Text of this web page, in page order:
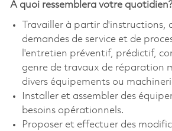
À quoi ressemblera votre
Travailler à partir d'instructions,
demandes de service et de
l'entretien préventif, prédictif,
genre de travaux de réparation
divers équipements ou
Installer et assembler des
besoins opérationnels.
Proposer et effectuer des